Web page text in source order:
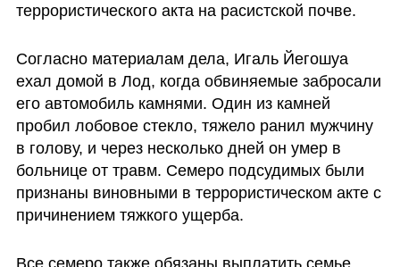
террористического акта на расистской почве.
Согласно материалам дела, Игаль Йегошуа
ехал домой в Лод, когда обвиняемые забросали
его автомобиль камнями. Один из камней
пробил лобовое стекло, тяжело ранил мужчину
в голову, и через несколько дней он умер в
больнице от травм. Семеро подсудимых были
признаны виновными в террористическом акте с
причинением тяжкого ущерба.